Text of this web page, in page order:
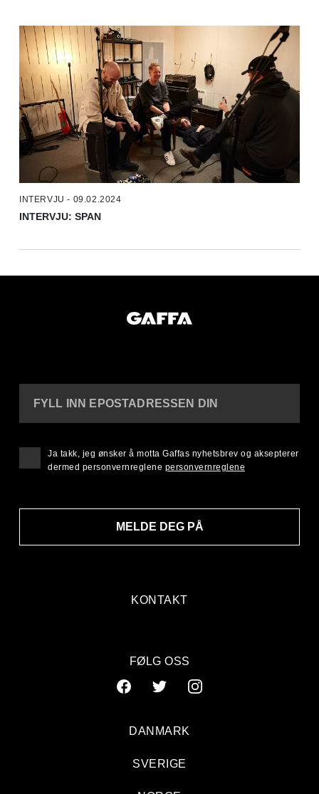
INTERVJU - 09.02.2024
INTERVJU: SPAN
KONTAKT
FYLL INN EPOSTADRESSEN DIN
MELDE DEG PÅ
Ja takk, jeg ønsker å motta Gaffas nyhetsbrev og aksepterer
dermed personvernreglene personvernreglene
FØLG OSS
DANMARK
SVERIGE